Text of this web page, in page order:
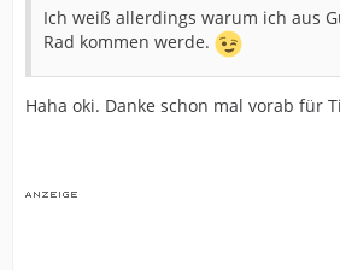
Ich weiß allerdings warum ich aus
Rad kommen werde.
Haha oki. Danke schon mal vorab für